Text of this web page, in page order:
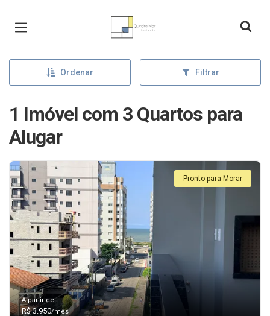
Página inicial
Ordenar Filtrar
1 Imóvel com 3 Quartos para
Alugar
Pronto para Morar
A partir de:
R$ 3.950/mês